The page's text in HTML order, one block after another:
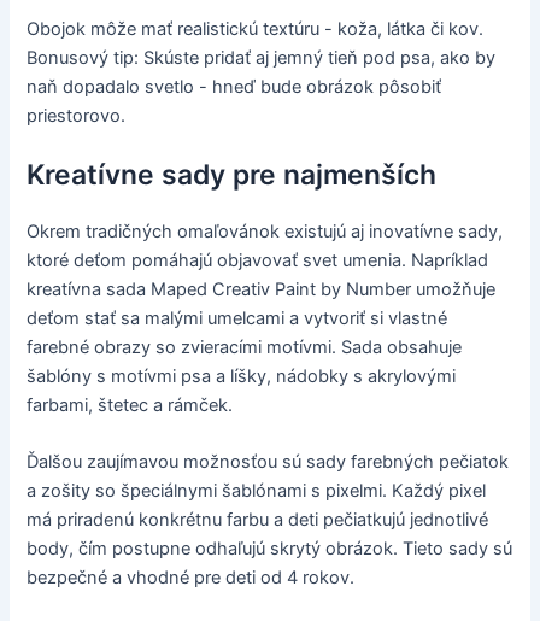
Obojok môže mať realistickú textúru - koža, látka či kov.
Bonusový tip: Skúste pridať aj jemný tieň pod psa, ako by
naň dopadalo svetlo - hneď bude obrázok pôsobiť
priestorovo.
Kreatívne sady pre najmenších
Okrem tradičných omaľovánok existujú aj inovatívne sady,
ktoré deťom pomáhajú objavovať svet umenia. Napríklad
kreatívna sada Maped Creativ Paint by Number umožňuje
deťom stať sa malými umelcami a vytvoriť si vlastné
farebné obrazy so zvieracími motívmi. Sada obsahuje
šablóny s motívmi psa a líšky, nádobky s akrylovými
farbami, štetec a rámček.
Ďalšou zaujímavou možnosťou sú sady farebných pečiatok
a zošity so špeciálnymi šablónami s pixelmi. Každý pixel
má priradenú konkrétnu farbu a deti pečiatkujú jednotlivé
body, čím postupne odhaľujú skrytý obrázok. Tieto sady sú
bezpečné a vhodné pre deti od 4 rokov.